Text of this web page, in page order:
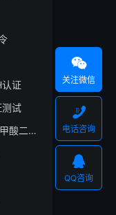
认证
测试
邻苯二甲酸二异丁酯

关注微信

电话咨询

QQ咨询